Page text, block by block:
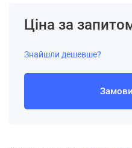
Ціна за
Знайшли дешевше?